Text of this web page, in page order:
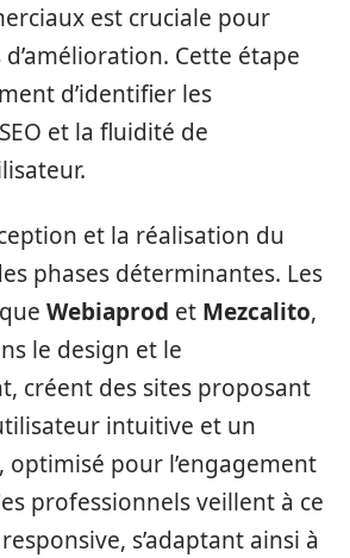
est cruciale pour
Cette étape
d’identifier les
et la fluidité de
et la réalisation du
phases déterminantes. Les
Webiaprod et Mezcalito,
le design et le
créent des sites proposant
intuitive et un
optimisé pour l’engagement
professionnels veillent à ce
s’adaptant ainsi à